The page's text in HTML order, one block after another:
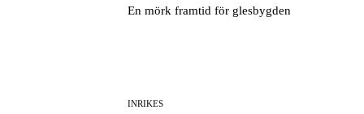
En mörk framtid för glesbygden
INRIKES